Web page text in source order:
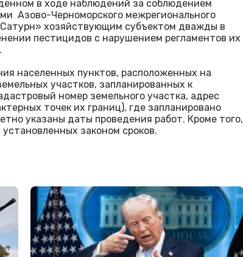
в ходе наблюдений за соблюдением
Азово-Черноморского межрегионального
хозяйствующим субъектом дважды в
пестицидов с нарушением регламентов их
населенных пунктов, расположенных на
участков, запланированных к
номер земельного участка, адрес
точек их границ), где запланировано
указаны даты проведения работ. Кроме того,
законом сроков.